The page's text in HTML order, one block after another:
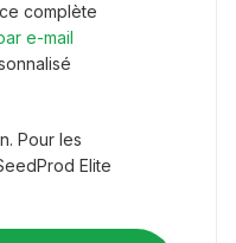
complète
e-mail
Pour les
Elite